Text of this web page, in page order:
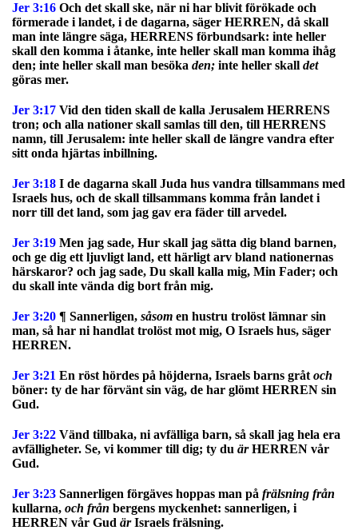
Jer 3:16 Och det skall ske, när ni har blivit förökade och
förmerade i landet, i de dagarna, säger HERREN, då skall
man inte längre säga, HERRENS förbundsark: inte heller
skall den komma i åtanke, inte heller skall man komma ihåg
den; inte heller skall man besöka den; inte heller skall det
göras mer.
Jer 3:17 Vid den tiden skall de kalla Jerusalem HERRENS
tron; och alla nationer skall samlas till den, till HERRENS
namn, till Jerusalem: inte heller skall de längre vandra efter
sitt onda hjärtas inbillning.
Jer 3:18 I de dagarna skall Juda hus vandra tillsammans med
Israels hus, och de skall tillsammans komma från landet i
norr till det land, som jag gav era fäder till arvedel.
Jer 3:19 Men jag sade, Hur skall jag sätta dig bland barnen,
och ge dig ett ljuvligt land, ett härligt arv bland nationernas
härskaror? och jag sade, Du skall kalla mig, Min Fader; och
du skall inte vända dig bort från mig.
Jer 3:20 ¶ Sannerligen, såsom en hustru trolöst lämnar sin
man, så har ni handlat trolöst mot mig, O Israels hus, säger
HERREN.
Jer 3:21 En röst hördes på höjderna, Israels barns gråt och
böner: ty de har förvänt sin väg, de har glömt HERREN sin
Gud.
Jer 3:22 Vänd tillbaka, ni avfälliga barn, så skall jag hela era
avfälligheter. Se, vi kommer till dig; ty du ärHERREN vår
Gud.
Jer 3:23 Sannerligen förgäves hoppas man på frälsning från
kullarna, och från bergens myckenhet: sannerligen, i
HERREN vår Gud ärIsraels frälsning.